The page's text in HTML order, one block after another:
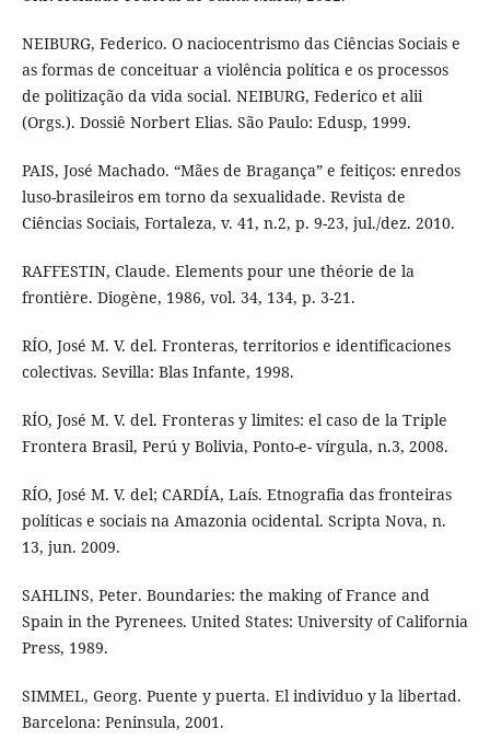
NEIBURG, Federico. O naciocentrismo das Ciências Sociais e
as formas de conceituar a violência política e os processos
de politização da vida social. NEIBURG, Federico et alii
(Orgs.). Dossiê Norbert Elias. São Paulo: Edusp, 1999.
PAIS, José Machado. “Mães de Bragança” e feitiços: enredos
luso-brasileiros em torno da sexualidade. Revista de
Ciências Sociais, Fortaleza, v. 41, n.2, p. 9-23, jul./dez. 2010.
RAFFESTIN, Claude. Elements pour une théorie de la
frontière. Diogène, 1986, vol. 34, 134, p. 3-21.
RÍO, José M. V. del. Fronteras, territorios e identificaciones
colectivas. Sevilla: Blas Infante, 1998.
RÍO, José M. V. del. Fronteras y limites: el caso de la Triple
Frontera Brasil, Perú y Bolivia, Ponto-e- vírgula, n.3, 2008.
RÍO, José M. V. del; CARDÍA, Laís. Etnografia das fronteiras
políticas e sociais na Amazonia ocidental. Scripta Nova, n.
13, jun. 2009.
SAHLINS, Peter. Boundaries: the making of France and
Spain in the Pyrenees. United States: University of California
Press, 1989.
SIMMEL, Georg. Puente y puerta. El individuo y la libertad.
Barcelona: Peninsula, 2001.